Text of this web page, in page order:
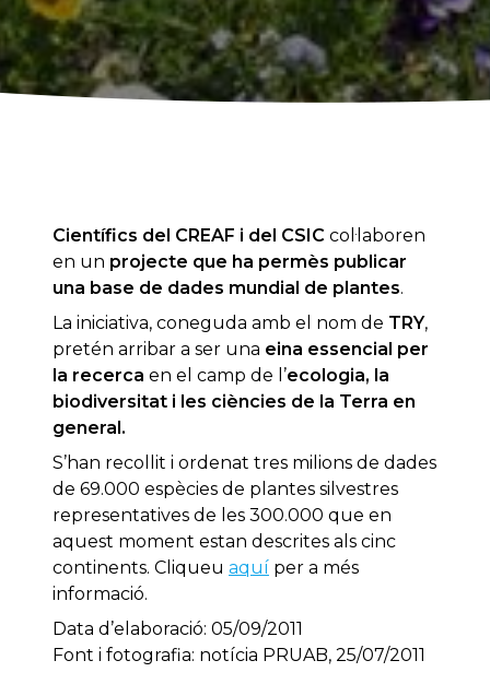
Científics del CREAF i del CSIC col·laboren
en un projecte que ha permès publicar
una base de dades mundial de plantes.
La iniciativa, coneguda amb el nom de TRY,
pretén arribar a ser una eina essencial per
la recerca en el camp de l’ecologia, la
biodiversitat i les ciències de la Terra en
general.
S’han recollit i ordenat tres milions de dades
de 69.000 espècies de plantes silvestres
representatives de les 300.000 que en
aquest moment estan descrites als cinc
continents. Cliqueu aquí per a més
informació.
Data d’elaboració: 05/09/2011
Font i fotografia: notícia PRUAB, 25/07/2011